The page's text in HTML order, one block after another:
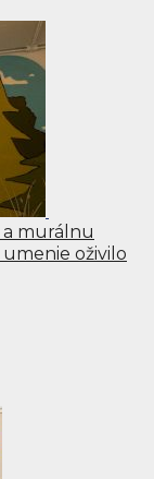
a murálnu
oživilo